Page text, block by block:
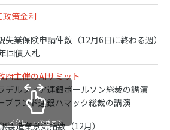
政策金利
失業保険申請件数（12月6日に終わる週）
国債入札
府主催のAIサミット
デルフィア連銀ポールソン総裁の講演
ブランド連銀ハマック総裁の講演
製造業景気指数（12月）
スクロールできます